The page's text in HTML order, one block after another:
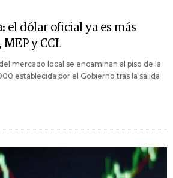
el dólar oficial ya es más
y CCL
mercado local se encaminan al piso de la
establecida por el Gobierno tras la salida